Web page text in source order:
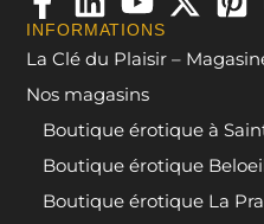
INFORMATIONS
La Clé du Plaisir –
Nos magasins
Boutique érotique à
Boutique érotique
Boutique érotique La